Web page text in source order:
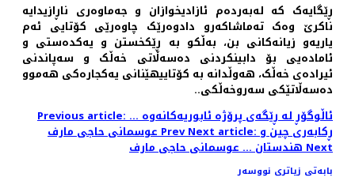
ڕێگایەک کە لەبەردەم ئازادیخوازان و جەماوەری ناڕازیدایە
ناکرێ وەک تەماشاکەرو دادوەرێک چاوەرێی کۆتایی ئەم
یاریەو زیانەکانی بن، بەڵکو بە ڕێکخستن و یەکدەستی و
ئامادەیی بۆ دابینکردنی دەسەڵاتی خەڵک و سەپاندنی
ئیرادەی خەڵک، هەوڵدانە بە کۆتاییهێنانی یەکجارەکی هەموو
دەسەڵاتێکی سەروخەڵکی..
Previous article: ئاڵوگۆڕ لە ڕێگەی پرۆژە ئابوریەکانەوە ...
عوسمانی حاجی مارفPrevNext article: ڕکابەری چین و
هندستان ... عوسمانی حاجی مارفNext
بابەتی زیاتری نووسەر